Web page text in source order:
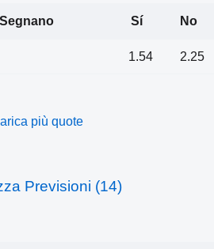
Sí No
1.54 2.25
più quote
Previsioni (14)